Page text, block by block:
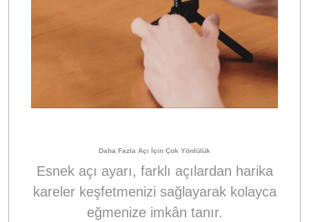
Daha Fazla Açı İçin Çok Yönlülük
Esnek açı ayarı, farklı açılardan harika
kareler keşfetmenizi sağlayarak kolayca
eğmenize imkân tanır.